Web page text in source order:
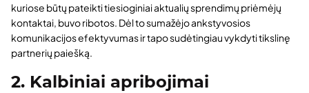
kuriose būtų pateikti tiesioginiai aktualių sprendimų priėmėjų
kontaktai, buvo ribotos. Dėl to sumažėjo ankstyvosios
komunikacijos efektyvumas ir tapo sudėtingiau vykdyti tikslinę
partnerių paiešką.
2. Kalbiniai apribojimai